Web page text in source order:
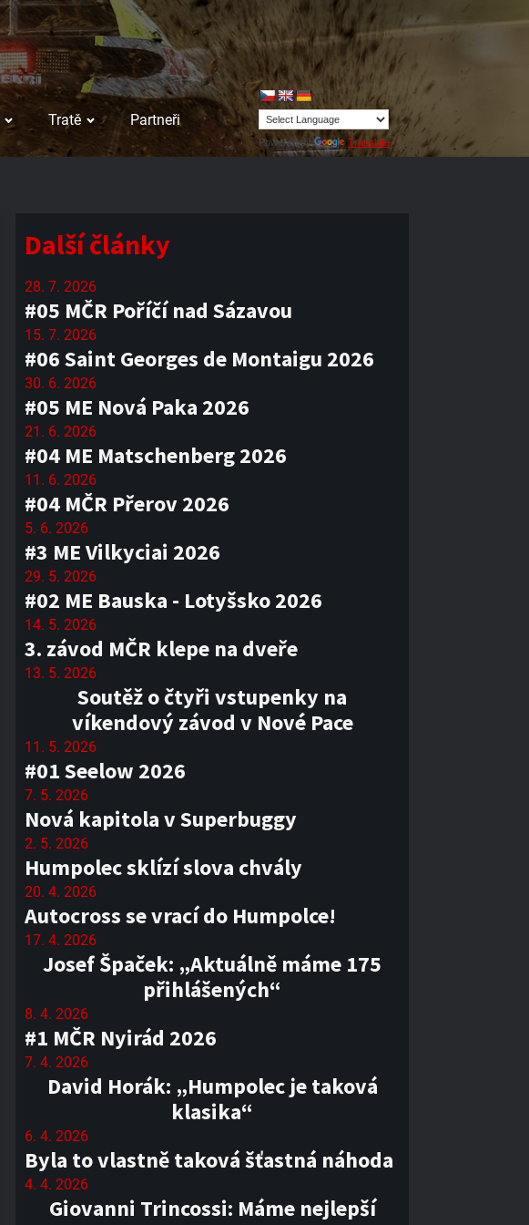
Tratě Partneři
Powered by Translate
Další články
28. 7. 2026
#05 MČR Poříčí nad Sázavou
15. 7. 2026
#06 Saint Georges de Montaigu 2026
30. 6. 2026
#05 ME Nová Paka 2026
21. 6. 2026
#04 ME Matschenberg 2026
11. 6. 2026
#04 MČR Přerov 2026
5. 6. 2026
#3 ME Vilkyciai 2026
29. 5. 2026
#02 ME Bauska - Lotyšsko 2026
14. 5. 2026
3. závod MČR klepe na dveře
13. 5. 2026
Soutěž o čtyři vstupenky na
víkendový závod v Nové Pace
11. 5. 2026
#01 Seelow 2026
7. 5. 2026
Nová kapitola v Superbuggy
2. 5. 2026
Humpolec sklízí slova chvály
20. 4. 2026
Autocross se vrací do Humpolce!
17. 4. 2026
Josef Špaček: „Aktuálně máme 175
přihlášených“
8. 4. 2026
#1 MČR Nyirád 2026
7. 4. 2026
David Horák: „Humpolec je taková
klasika“
6. 4. 2026
Byla to vlastně taková šťastná náhoda
4. 4. 2026
Giovanni Trincossi: Máme nejlepší